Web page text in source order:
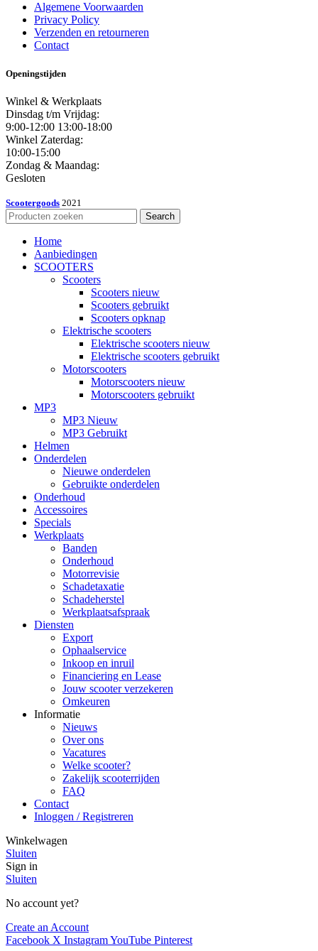
Algemene Voorwaarden
Privacy Policy
Verzenden en retourneren
Contact
Openingstijden
Winkel & Werkplaats
Dinsdag t/m Vrijdag:
9:00-12:00 13:00-18:00
Winkel Zaterdag:
10:00-15:00
Zondag & Maandag:
Gesloten
Scootergoods 2021
Search
Home
Aanbiedingen
SCOOTERS
Scooters
Scooters nieuw
Scooters gebruikt
Scooters opknap
Elektrische scooters
Elektrische scooters nieuw
Elektrische scooters gebruikt
Motorscooters
Motorscooters nieuw
Motorscooters gebruikt
MP3
MP3 Nieuw
MP3 Gebruikt
Helmen
Onderdelen
Nieuwe onderdelen
Gebruikte onderdelen
Onderhoud
Accessoires
Specials
Werkplaats
Banden
Onderhoud
Motorrevisie
Schadetaxatie
Schadeherstel
Werkplaatsafspraak
Diensten
Export
Ophaalservice
Inkoop en inruil
Financiering en Lease
Jouw scooter verzekeren
Omkeuren
Informatie
Nieuws
Over ons
Vacatures
Welke scooter?
Zakelijk scooterrijden
FAQ
Contact
Inloggen / Registreren
Winkelwagen
Sluiten
Sign in
Sluiten
No account yet?
Create an Account
Facebook X InstagramYouTube Pinterest